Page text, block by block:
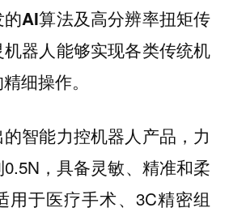
AI算法及高分辨率扭矩传
器人能够实现各类传统机
细操作。
智能力控机器人产品，力
，具备灵敏、精准和柔
用于医疗手术、3C精密组